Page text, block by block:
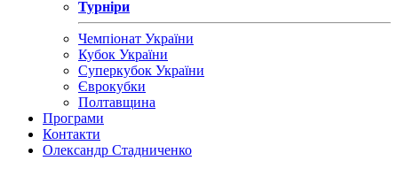
Турніри
Чемпіонат України
Кубок України
Суперкубок України
Єврокубки
Полтавщина
Програми
Контакти
Олександр Стадниченко